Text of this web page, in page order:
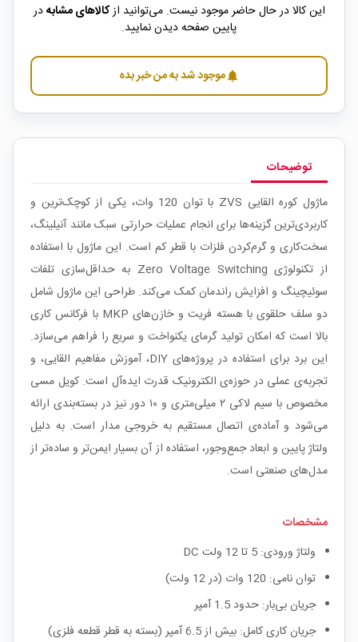
این کالا در حال حاضر موجود نیست. می‌توانید ازکالاهای مشابهدر
پایین صفحه دیدن نمایید.
notificationsموجود شد به من خبر بده
توضیحات
ماژول کوره القایی ZVS با توان 120 وات، یکی از کوچک‌ترین و
کاربردی‌ترین گزینه‌ها برای انجام عملیات حرارتی سبک مانند آنیلینگ،
سخت‌کاری و گرم‌کردن فلزات با قطر کم است. این ماژول با استفاده
از تکنولوژی Zero Voltage Switching به حداقل‌سازی تلفات
سوئیچینگ و افزایش راندمان کمک می‌کند. طراحی این ماژول شامل
دو سلف حلقوی با هسته فریت و خازن‌های MKP با فرکانس کاری
بالا است که امکان تولید گرمای یکنواخت و سریع را فراهم می‌سازد.
این برد برای استفاده در پروژه‌های DIY، آموزش مفاهیم القایی، و
تجربه‌ی عملی در حوزه‌ی الکترونیک قدرت ایده‌آل است. کویل مسی
مخصوص با سیم لاکی ۲ میلی‌متری و ۱۰ دور نیز در بسته‌بندی ارائه
می‌شود و آماده‌ی اتصال مستقیم به خروجی مدار است. به دلیل
ولتاژ پایین و ابعاد جمع‌وجور، استفاده از آن بسیار ایمن‌تر و ساده‌تر از
مدل‌های صنعتی است.
مشخصات
ولتاژ ورودی: 5 تا 12 ولت DC
توان نامی: 120 وات (در 12 ولت)
جریان بی‌بار: حدود 1.5 آمپر
جریان کاری کامل: بیش از 6.5 آمپر (بسته به قطر قطعه فلزی)